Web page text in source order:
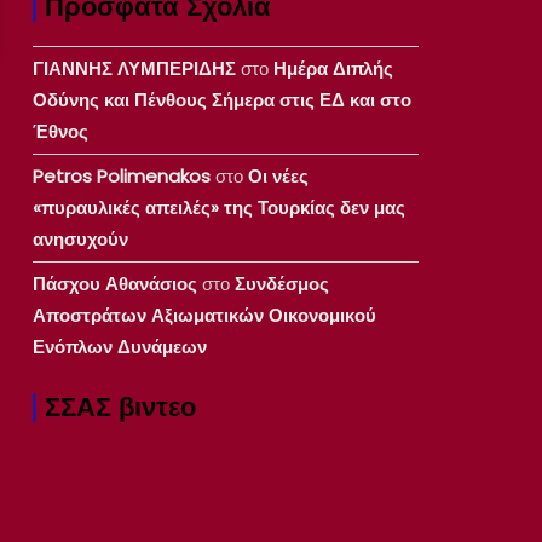
ΓΙΑΝΝΗΣ ΛΥΜΠΕΡΙΔΗΣστο Ημέρα Διπλής
Οδύνης και Πένθους Σήμερα στις ΕΔ και στο
Έθνος
Petros PolimenakosστοΟι νέες
«πυραυλικές απειλές» της Τουρκίας δεν μας
ανησυχούν
Πάσχου Αθανάσιος στοΣυνδέσμος
Αποστράτων Αξιωματικών Οικονομικού
Ενόπλων Δυνάμεων
ΣΣΑΣ βιντεο